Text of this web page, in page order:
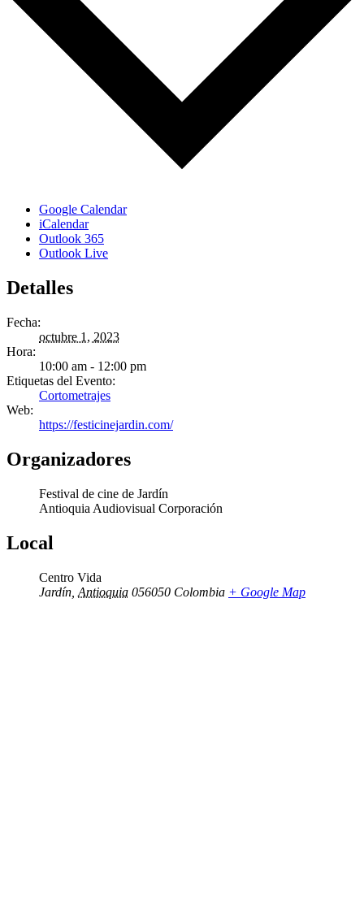
Google Calendar
iCalendar
Outlook 365
Outlook Live
Detalles
Fecha:
octubre 1, 2023
Hora:
10:00 am - 12:00 pm
Etiquetas del Evento:
Cortometrajes
Web:
https://festicinejardin.com/
Organizadores
Festival de cine de Jardín
Antioquia Audiovisual Corporación
Local
Centro Vida
Jardín Antioquia 056050 Colombia + Google Map